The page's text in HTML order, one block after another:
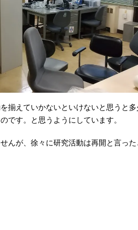
揃えていかないといけないと思うと
です。と思うようにしています。
んが、徐々に研究活動は再開と言っ